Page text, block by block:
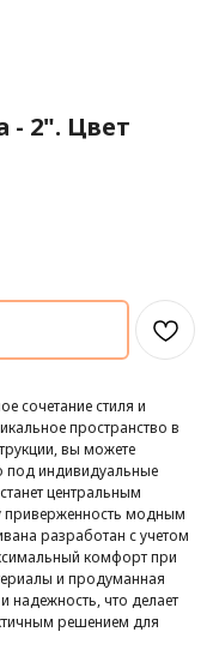
- 2". Цвет
сочетание стиля и
пространство в
вы можете
под индивидуальные
центральным
приверженность модным
разработан с учетом
комфорт при
и продуманная
надежность, что делает
решением для